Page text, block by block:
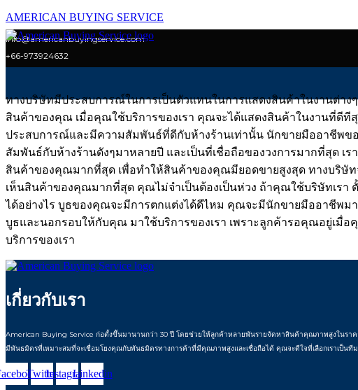
AMERICAN BUYING SERVICE
info@americanbuyingservice.com
+66-973924632
ทางบริษัทมีประสบการณ์ในการเป็นตัวแทนในการแสดงสินค้าในงานต่า
สินค้าของคุณ เมื่อคุณใช้บริการของเรา คุณจะได้แสดงสินค้าในงานที่ดี
ประสบการณ์และมีความสัมพันธ์ที่ดีกับห้างร้านเท่านั้น นักขายมืออาชีพข
สัมพันธ์กับห้างร้านดังๆมาหลายปี และเป็นที่เชื่อถือของวงการมากที่สุด เ
สินค้าของคุณมากที่สุด เพื่อทำให้สินค้าของคุณมียอดขายสูงสุด ทางบริษั
เห็นสินค้าของคุณมากที่สุด คุณไม่จำเป็นต้องเป็นห่วง ถ้าคุณใช้บริษัทเรา
ได้อย่างไร บูธของคุณจะมีการตกแต่งได้ดีไหม คุณจะมีนักขายมืออาชีพ
บูธและนอกรอบให้กับคุณ มาใช้บริการของเรา เพราะลูกค้ารอคุณอยู่เมื่อ
บริการของเรา
เกี่ยวกับเรา
American Buying Service ก่อตั้งขึ้นมานานกว่า 30 ปี โดยช่วยให้ลูกค้าหลายพันรายจัดหาสินค้าคุณภาพสูงในราค
มีพันธมิตรที่เหมาะสมที่จะเชื่อมโยงคุณกับพันธมิตรทางการค้าที่มีคุณภาพสูงและเชื่อถือได้ คุณจะดีใจที่เลือกเราเป็นที
TwitterInstagramLinkedin